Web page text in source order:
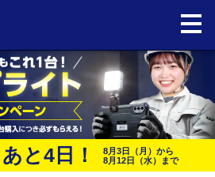
あと4 日！
8月3日（月）から
8月12日（水）まで